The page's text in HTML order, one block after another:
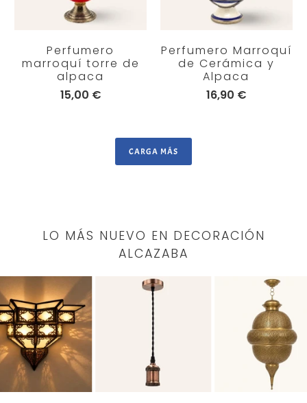
Perfumero
marroquí torre de
alpaca
15,00 €
Perfumero Marroquí
de Cerámica y
Alpaca
16,90 €
CARGA MÁS
LO MÁS NUEVO EN DECORACIÓN
ALCAZABA